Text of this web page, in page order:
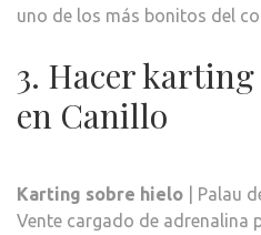
uno de los más bonitos del
3. Hacer
en Canillo
Karting sobre hielo | Palau
Vente cargado de adrenalina